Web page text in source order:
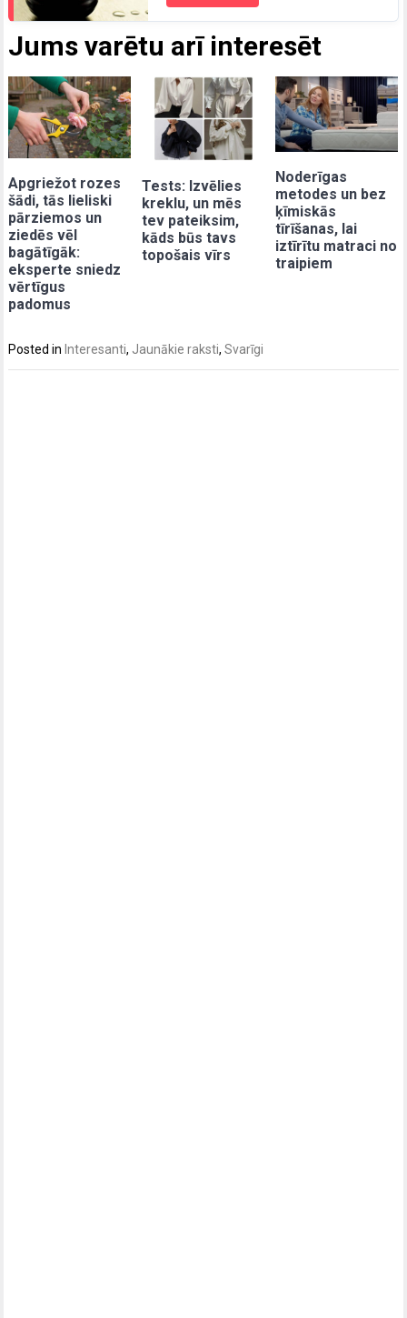
Jums varētu arī interesēt
Apgriežot rozes
šādi, tās lieliski
pārziemos un
ziedēs vēl
bagātīgāk:
eksperte sniedz
vērtīgus
padomus
Tests: Izvēlies
kreklu, un mēs
tev pateiksim,
kāds būs tavs
topošais vīrs
Noderīgas
metodes un bez
ķīmiskās
tīrīšanas, lai
iztīrītu matraci no
traipiem
Posted in Interesanti, Jaunākie raksti,Svarīgi